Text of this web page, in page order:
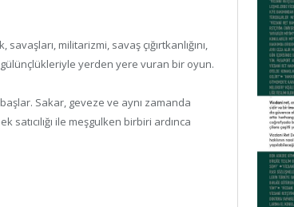
militarizmi, savaş çığırtkanlığını,
yerden yere vuran bir oyun.
Sakar, geveze ve aynı zamanda
satıcılığı ile meşgulken birbiri ardınca